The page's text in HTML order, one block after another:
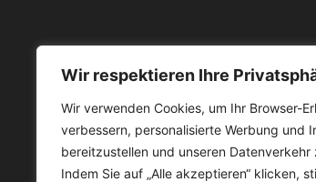
Wir respektieren Ihre
Wir verwenden Cookies, um Ihr Browser-
verbessern, personalisierte Werbung und
bereitzustellen und unseren Datenverkehr
Indem Sie auf „Alle akzeptieren“ klicken,
Pionier in der Herstellung von
Badezimmerprodukten